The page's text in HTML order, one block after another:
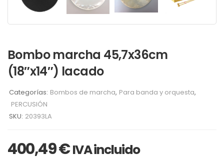
Bombo marcha 45,7x36cm
(18″x14″) lacado
Categorías: Bombos de marcha, Para banda y orquesta,
PERCUSIÓN
SKU: 20393LA
400,49€ IVA incluido